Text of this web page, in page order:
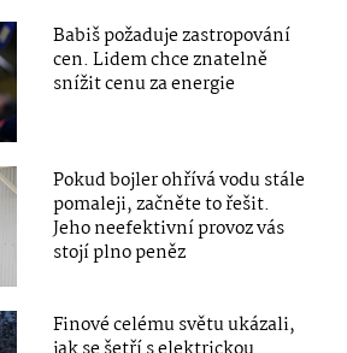
Babiš požaduje zastropování
cen. Lidem chce znatelně
snížit cenu za energie
Pokud bojler ohřívá vodu stále
pomaleji, začněte to řešit.
Jeho neefektivní provoz vás
stojí plno peněz
Finové celému světu ukázali,